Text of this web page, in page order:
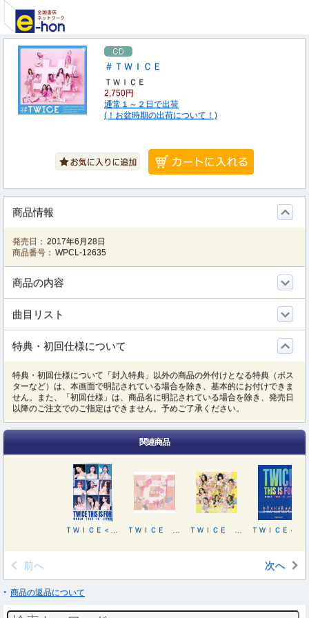
＃ＴＷＩＣＥ
ＴＷＩＣＥ
2,750円
通常１～２日で出荷
(！お盆時期の出荷について！)
商品情報
発売日： 2017年6月28日
商品番号： WPCL-12635
商品の内容
曲目リスト
特典・初回仕様について
特典・初回仕様について「封入特典」以外の商品の外付けとなる特典（ポス
ターなど）は、本画面で明記されている場合を除き、基本的にお付けできま
せん。また、「初回仕様」は、商品名に明記されている場合を除き、発売日
以降のご注文でのご指定はできません。予めご了承ください。
関連商品
前へ 次へ
商品の返品について